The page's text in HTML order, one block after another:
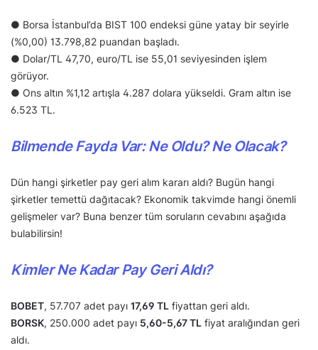
● Borsa İstanbul’da BIST 100 endeksi güne yatay bir seyirle
(%0,00) 13.798,82 puandan başladı.
● Dolar/TL 47,70, euro/TL ise 55,01 seviyesinden işlem
görüyor.
● Ons altın %1,12 artışla 4.287 dolara yükseldi. Gram altın ise
6.523 TL.
Bilmende Fayda Var: Ne Oldu? Ne Olacak?
Dün hangi şirketler pay geri alım kararı aldı? Bugün hangi
şirketler temettü dağıtacak? Ekonomik takvimde hangi önemli
gelişmeler var? Buna benzer tüm soruların cevabını aşağıda
bulabilirsin!
Kimler Ne Kadar Pay Geri Aldı?
BOBET, 57.707 adet payı 17,69 TL fiyattan geri aldı.
BORSK, 250.000 adet payı 5,60-5,67 TL fiyat aralığından geri
aldı.